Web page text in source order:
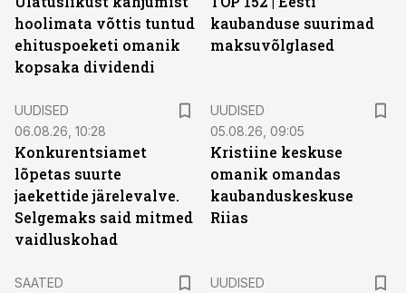
hoolimata võttis tuntud
ehituspoeketi omanik
kopsaka dividendi
kaubanduse suurimad
maksuvõlglased
UUDISED
06.08.26, 10:28
Konkurentsiamet
lõpetas suurte
jaekettide järelevalve.
Selgemaks said mitmed
vaidluskohad
UUDISED
05.08.26, 09:05
Kristiine keskuse
omanik omandas
kaubanduskeskuse
Riias
SAATED
UUDISED